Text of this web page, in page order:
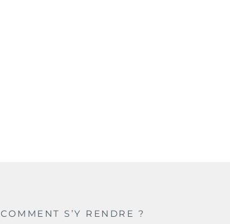
COMMENT S’Y RENDRE ?